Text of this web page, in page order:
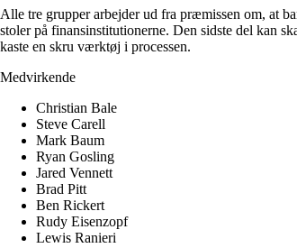
Alle tre grupper arbejder ud fra præmissen om, at
stoler på finansinstitutionerne. Den sidste del kan
kaste en skru værktøj i processen.
Medvirkende
Christian Bale
Steve Carell
Mark Baum
Ryan Gosling
Jared Vennett
Brad Pitt
Ben Rickert
Rudy Eisenzopf
Lewis Ranieri